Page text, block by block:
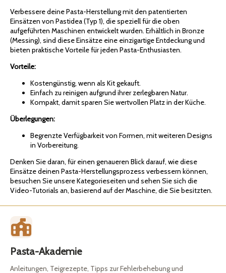
Verbessere deine Pasta-Herstellung mit den patentierten
Einsätzen von Pastidea (Typ 1), die speziell für die oben
aufgeführten Maschinen entwickelt wurden. Erhältlich in Bronze
(Messing), sind diese Einsätze eine einzigartige Entdeckung und
bieten praktische Vorteile für jeden Pasta-Enthusiasten.
Vorteile:
Kostengünstig, wenn als Kit gekauft.
Einfach zu reinigen aufgrund ihrer zerlegbaren Natur.
Kompakt, damit sparen Sie wertvollen Platz in der Küche.
Überlegungen:
Begrenzte Verfügbarkeit von Formen, mit weiteren Designs
in Vorbereitung.
Denken Sie daran, für einen genaueren Blick darauf, wie diese
Einsätze deinen Pasta-Herstellungsprozess verbessern können,
besuchen Sie unsere Kategorieseiten und sehen Sie sich die
Video-Tutorials an, basierend auf der Maschine, die Sie besitzten.
Pasta-Akademie
Anleitungen, Teigrezepte, Tipps zur Fehlerbehebung und